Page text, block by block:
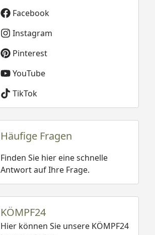
Facebook
Instagram
Pinterest
YouTube
TikTok
Häufige Fragen
Finden Sie hier eine schnelle
Antwort auf Ihre Frage.
KÖMPF24
Hier können Sie unsere KÖMPF24